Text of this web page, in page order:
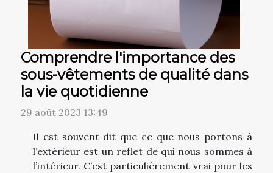
Comprendre l'importance des
sous-vêtements de qualité dans
la vie quotidienne
29 août 2023 13:49
Il est souvent dit que ce que nous portons à
l’extérieur est un reflet de qui nous sommes à
l’intérieur. C’est particulièrement vrai pour les